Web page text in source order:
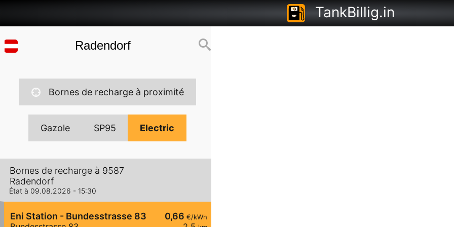
TankBillig.in
Bornes de recharge à proximité
Gazole SP95 Electric
Bornes de recharge à 9587
Radendorf
État à 09.08.2026 - 15:30
0,66 €/kWh
Eni Station - Bundesstrasse 83